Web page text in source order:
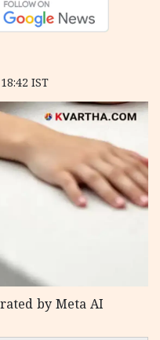
IST
by Meta AI